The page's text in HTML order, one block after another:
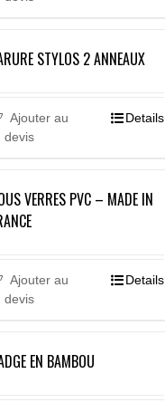
STYLOS 2 ANNEAUX
Ajouter au
devis
Details
VERRES PVC – MADE IN
Ajouter au
devis
Details
EN BAMBOU